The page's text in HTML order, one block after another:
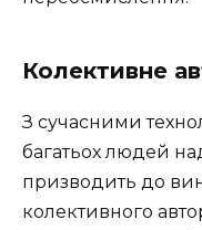
Колективне
З сучасними
багатьох людей
призводить до
колективного